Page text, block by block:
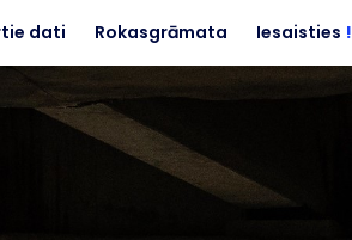
dati Rokasgrāmata Iesaisties !